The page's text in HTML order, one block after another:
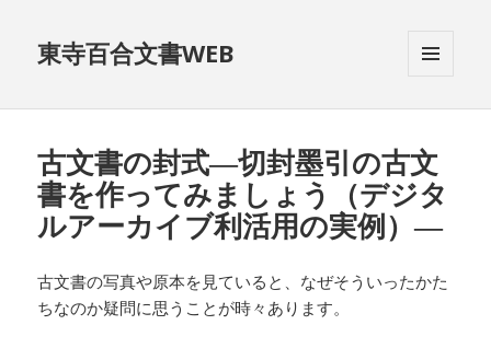
東寺百合文書WEB
ーとウ
ット
古文書の封式―切封墨引の古文
書を作ってみましょう（デジタ
ルアーカイブ利活用の実例）―
古文書の写真や原本を見ていると、なぜそういったかた
ちなのか疑問に思うことが時々あります。